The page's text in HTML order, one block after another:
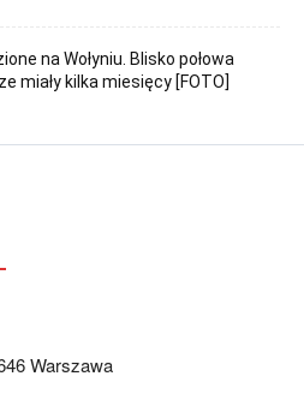
na Wołyniu. Blisko połowa
miały kilka miesięcy [FOTO]
Warszawa